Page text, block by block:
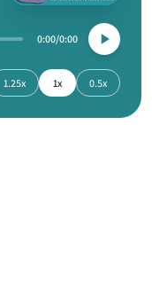
0:00
0:00
0.5x
1x
1.25x